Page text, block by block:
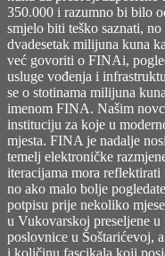
350.000 i razumno bi bilo
smjelo biti teško saznati,
dvadesetak milijuna kuna
već govoriti o FINAi,
usluge vođenja i
se o stotinama milijuna
imenom FINA. Našim
instituciju za koje u
mjesta. FINA je nadalje
temelj elektroničke
iteracijama mora reflektirati
no ako malo bolje
potpisu prije nekoliko
u Vukovarskoj preseljene
poslovnice u Šoštarićevoj,
i količinu fascikala koji